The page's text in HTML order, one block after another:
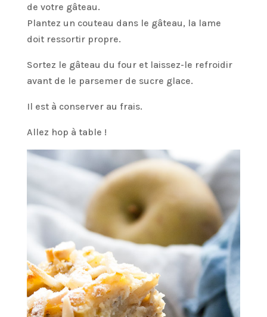
de votre gâteau.
Plantez un couteau dans le gâteau, la lame
doit ressortir propre.
Sortez le gâteau du four et laissez-le refroidir
avant de le parsemer de sucre glace.
Il est à conserver au frais.
Allez hop à table !